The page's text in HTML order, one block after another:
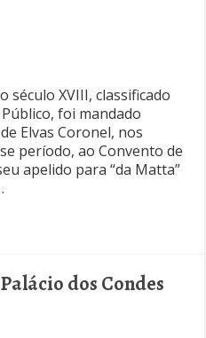
século XVIII, classificado
foi mandado
Elvas Coronel, nos
período, ao Convento de
apelido para “da Matta”
dos Condes